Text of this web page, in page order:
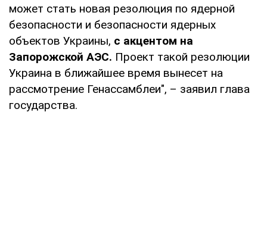
может стать новая резолюция по ядерной
безопасности и безопасности ядерных
объектов Украины, с акцентом на
Запорожской АЭС. Проект такой резолюции
Украина в ближайшее время вынесет на
рассмотрение Генассамблеи", – заявил глава
государства.